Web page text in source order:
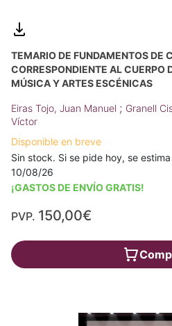
TEMARIO DE FUNDAMENTOS DE
CORRESPONDIENTE AL CUERPO
MÚSICA Y ARTES ESCÉNICAS
Eiras Tojo, Juan Manuel ; Granell
Víctor
Disponible en breve
Sin stock. Si se pide hoy, se
10/08/26
¡GASTOS DE ENVÍO GRATIS!
PVP. 150,00€